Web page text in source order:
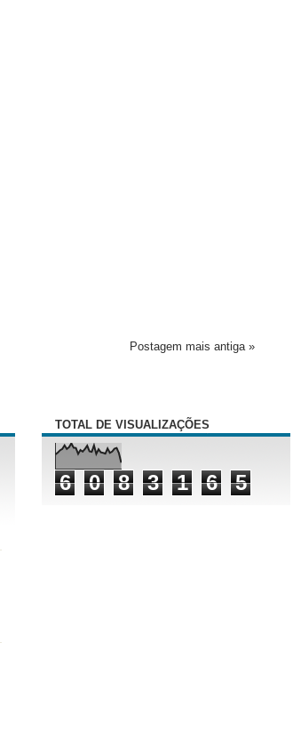
Postagem mais antiga »
TOTAL DE VISUALIZAÇÕES
6 0 8 3 1 6 5